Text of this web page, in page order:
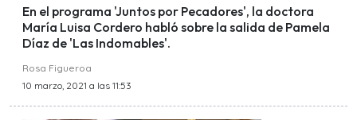
En el programa 'Juntos por Pecadores', la doctora
María Luisa Cordero habló sobre la salida de Pamela
Díaz de 'Las Indomables'.
Rosa Figueroa
10 marzo, 2021 a las 11:53